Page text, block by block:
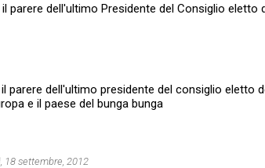
parere dell'ultimo Presidente del Consiglio eletto
parere dell'ultimo presidente del consiglio eletto
e il paese del bunga bunga
18 settembre, 2012